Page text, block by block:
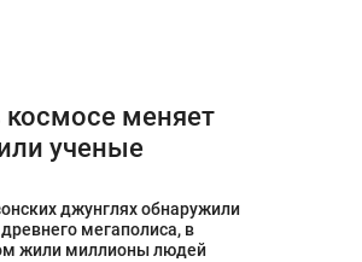
меняет
ученые
джунглях обнаружили
мегаполиса, в
жили миллионы людей